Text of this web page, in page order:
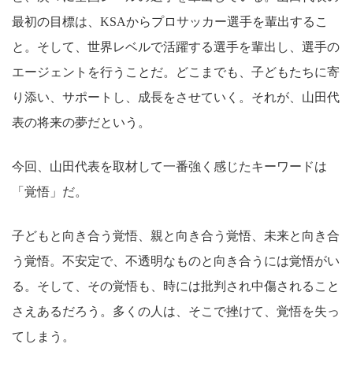
最初の目標は、KSAからプロサッカー選手を輩出するこ
と。そして、世界レベルで活躍する選手を輩出し、選手の
エージェントを行うことだ。どこまでも、子どもたちに寄
り添い、サポートし、成長をさせていく。それが、山田代
表の将来の夢だという。
今回、山田代表を取材して一番強く感じたキーワードは
「覚悟」だ。
子どもと向き合う覚悟、親と向き合う覚悟、未来と向き合
う覚悟。不安定で、不透明なものと向き合うには覚悟がい
る。そして、その覚悟も、時には批判され中傷されること
さえあるだろう。多くの人は、そこで挫けて、覚悟を失っ
てしまう。